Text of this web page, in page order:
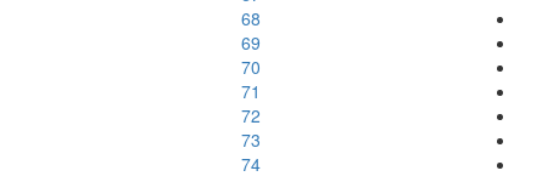
68
69
70
71
72
73
74